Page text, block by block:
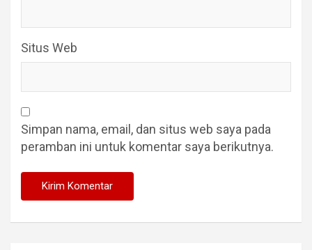
Situs Web
Simpan nama, email, dan situs web saya pada
peramban ini untuk komentar saya berikutnya.